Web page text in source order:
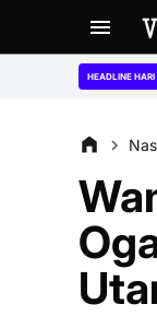
HEADLINE HARI